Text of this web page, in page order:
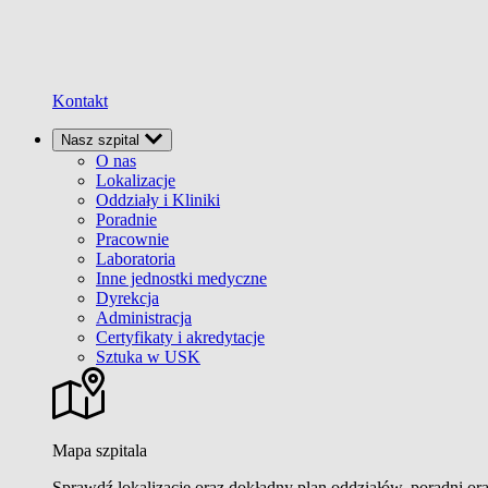
Kontakt
Nasz szpital
O nas
Lokalizacje
Oddziały i Kliniki
Poradnie
Pracownie
Laboratoria
Inne jednostki medyczne
Dyrekcja
Administracja
Certyfikaty i akredytacje
Sztuka w USK
Mapa szpitala